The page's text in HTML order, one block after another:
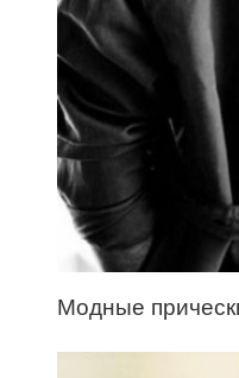
Модные